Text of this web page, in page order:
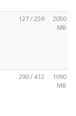
127 / 259
2050
MB
290 / 412
1090
MB